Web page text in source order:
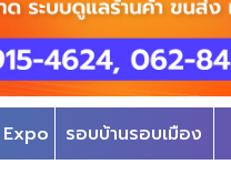
รอบบ้านรอบเมือง